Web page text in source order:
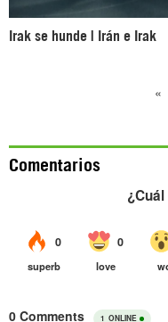
Irak se hunde | Irán e Irak
«
Comentarios